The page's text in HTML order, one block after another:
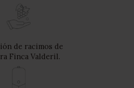
de racimos de
Finca Valderil.